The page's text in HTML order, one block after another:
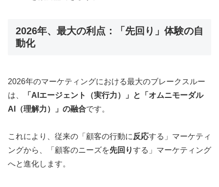
2026年、最大の利点：「先回り」体験の自
動化
2026年のマーケティングにおける最大のブレークスルー
は、
「AIエージェント（実行力）」と「オムニモーダル
AI（理解力）」の融合です。
これにより、従来の「顧客の行動に反応する」マーケティ
ングから、「顧客のニーズを先回りする」マーケティング
へと進化します。